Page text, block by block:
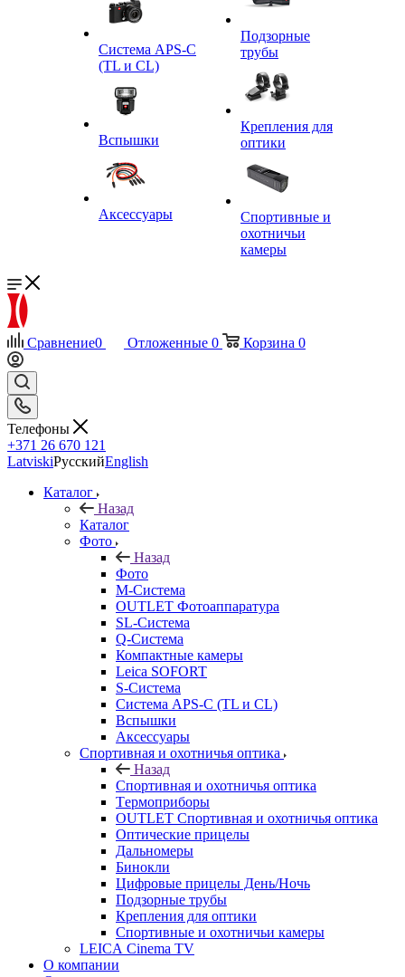
Система APS-C
(TL и CL)
Вспышки
Аксессуары
Подзорные
трубы
Крепления для
оптики
Спортивные и
охотничьи
камеры
Сравнение0 Отложенные 0 Корзина 0
Телефоны
+371 26 670 121
LatviskiРусскийEnglish
Каталог
Назад
Каталог
Фото
Назад
Фото
M-Система
OUTLET Фотоаппаратура
SL-Система
Q-Cистема
Компактные камеры
Leica SOFORT
S-Система
Система APS-C (TL и CL)
Вспышки
Аксессуары
Спортивная и охотничья оптика
Назад
Спортивная и охотничья оптика
Tермоприборы
OUTLET Спортивная и охотничья оптика
Оптические прицелы
Дальномеры
Бинокли
Цифровые прицелы День/Ночь
Подзорные трубы
Крепления для оптики
Спортивные и охотничьи камеры
LEICA Cinema TV
О компании